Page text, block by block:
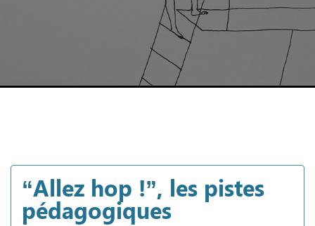
“Allez hop !”, les pistes
pédagogiques